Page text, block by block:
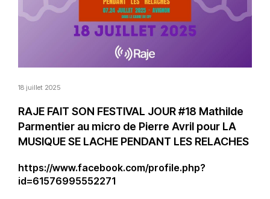
18 juillet 2025
RAJE FAIT SON FESTIVAL JOUR #18 Mathilde
Parmentier au micro de Pierre Avril pour LA
MUSIQUE SE LACHE PENDANT LES RELACHES
https://www.facebook.com/profile.php?
id=61576995552271